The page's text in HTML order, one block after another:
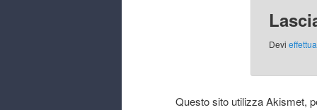
Devi
Questo sito utilizza Akismet,